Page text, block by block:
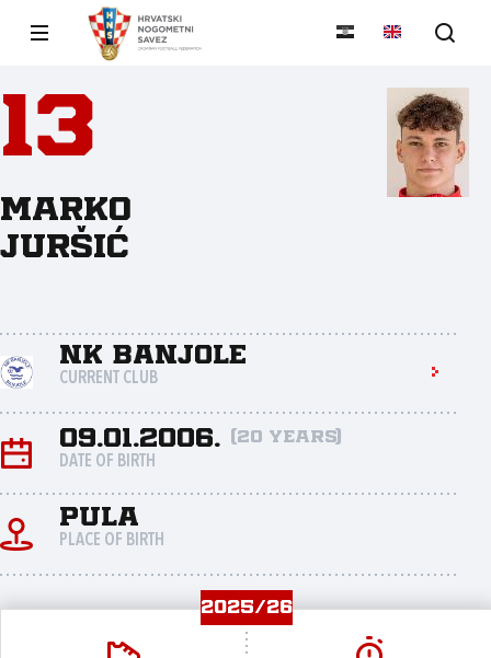
13
Marko
Juršić
NK Banjole
CURRENT CLUB
09.01.2006. (20 years)
DATE OF BIRTH
Pula
PLACE OF BIRTH
2025/26